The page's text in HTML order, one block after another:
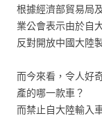
根據經濟部貿易局
業公會表示由於自
反對開放中國大陸
而今來看，令人好
產的哪一款車？
而禁止自大陸輸入